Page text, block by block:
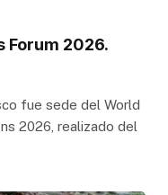
Forum 2026.
fue sede del World
2026, realizado del